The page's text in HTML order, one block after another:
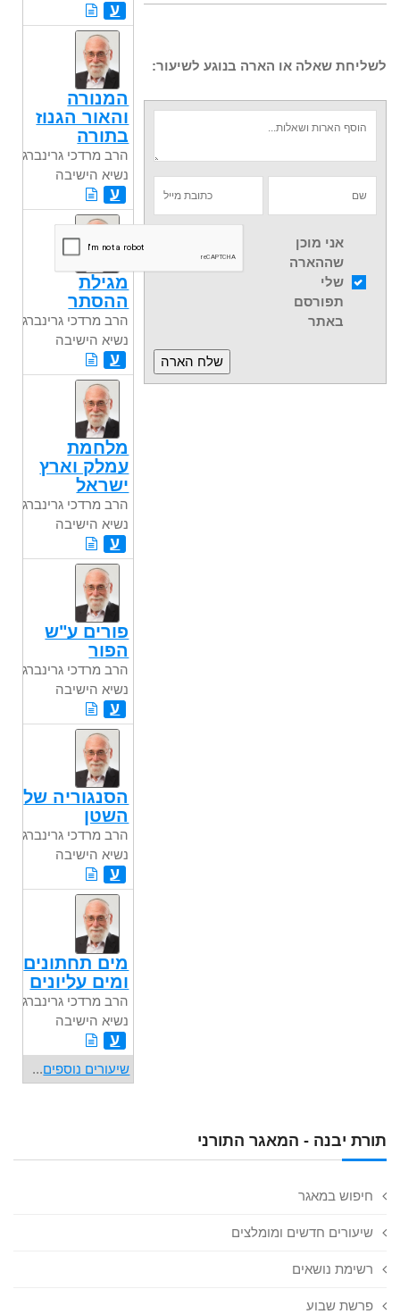
תורת יבנה - המאגר התורני
חיפוש במאגר
שיעורים חדשים ומומלצים
רשימת נושאים
פרשת שבוע
לשליחת שאלה או הארה בנוגע לשיעור:
אני מוכן
שההארה
שלי
תפורסם
באתר
ע
המנורה
והאור הגנוז
בתורה
הרב מרדכי גרינברג
נשיא הישיבה
ע
מגילת
ההסתר
הרב מרדכי גרינברג
נשיא הישיבה
ע
מלחמת
עמלק וארץ
ישראל
הרב מרדכי גרינברג
נשיא הישיבה
ע
פורים ע"ש
הפור
הרב מרדכי גרינברג
נשיא הישיבה
ע
הסנגוריה של
השטן
הרב מרדכי גרינברג
נשיא הישיבה
ע
מים תחתונים
ומים עליונים
הרב מרדכי גרינברג
נשיא הישיבה
ע
שיעורים נוספים...